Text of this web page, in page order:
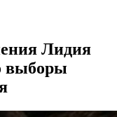
Лидия
выборы